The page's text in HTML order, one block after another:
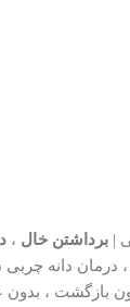
| برداشتن خال ،
بازگشت ، بدون